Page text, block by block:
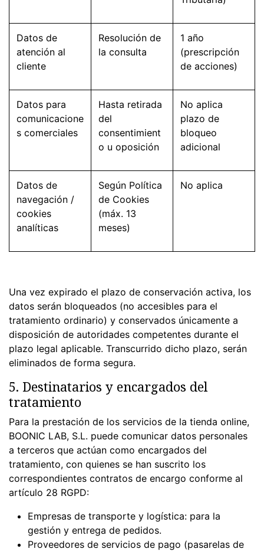
Datos de
atención al
cliente
Resolución de
la consulta
1 año
(prescripción
de acciones)
Datos para
comunicacione
s comerciales
Hasta retirada
del
consentimient
o u oposición
No aplica
plazo de
bloqueo
adicional
Datos de
navegación /
cookies
analíticas
Según Política
de Cookies
(máx. 13
meses)
No aplica
Una vez expirado el plazo de conservación activa, los
datos serán bloqueados (no accesibles para el
tratamiento ordinario) y conservados únicamente a
disposición de autoridades competentes durante el
plazo legal aplicable. Transcurrido dicho plazo, serán
eliminados de forma segura.
5. Destinatarios y encargados del
tratamiento
Para la prestación de los servicios de la tienda online,
BOONIC LAB, S.L. puede comunicar datos personales
a terceros que actúan como encargados del
tratamiento, con quienes se han suscrito los
correspondientes contratos de encargo conforme al
artículo 28 RGPD:
Empresas de transporte y logística: para la
gestión y entrega de pedidos.
Proveedores de servicios de pago (pasarelas de